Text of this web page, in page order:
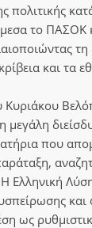
πολιτικής
το ΠΑΣΟΚ
και τα
Κυριάκου
μεγάλη
που
Ελληνική
και
ως